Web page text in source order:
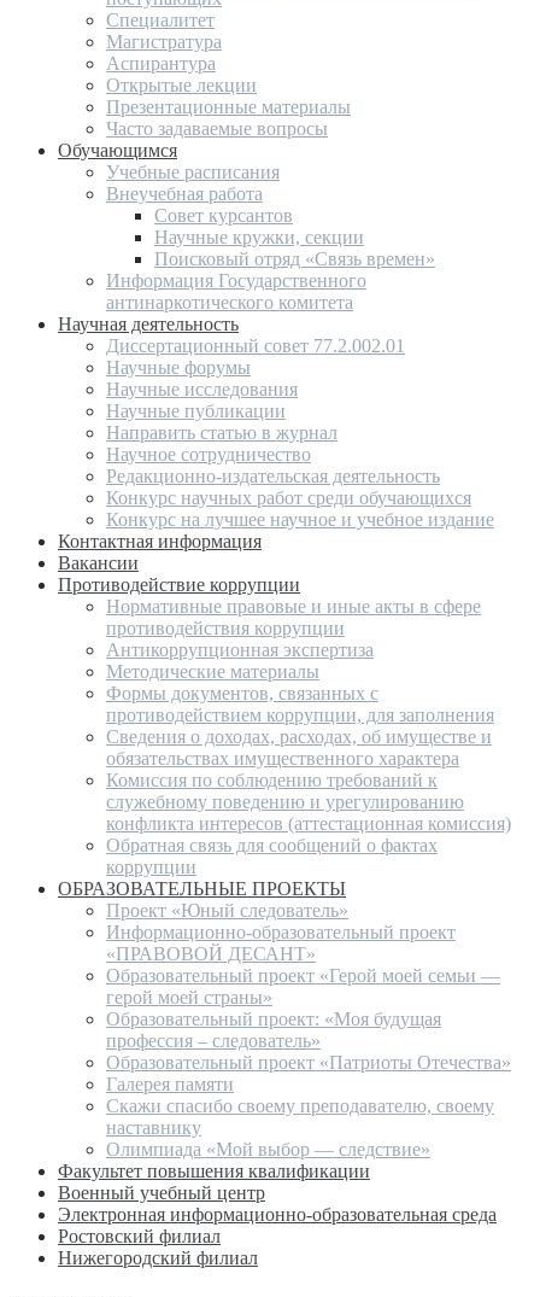
Специалитет
Магистратура
Аспирантура
Открытые лекции
Презентационные материалы
Часто задаваемые вопросы
Обучающимся
Учебные расписания
Внеучебная работа
Совет курсантов
Научные кружки, секции
Поисковый отряд «Связь времен»
Информация Государственного
антинаркотического комитета
Научная деятельность
Диссертационный совет 77.2.002.01
Научные форумы
Научные исследования
Научные публикации
Направить статью в журнал
Научное сотрудничество
Редакционно-издательская деятельность
Конкурс научных работ среди обучающихся
Конкурс на лучшее научное и учебное издание
Контактная информация
Вакансии
Противодействие коррупции
Нормативные правовые и иные акты в сфере
противодействия коррупции
Антикоррупционная экспертиза
Методические материалы
Формы документов, связанных с
противодействием коррупции, для заполнения
Сведения о доходах, расходах, об имуществе и
обязательствах имущественного характера
Комиссия по соблюдению требований к
служебному поведению и урегулированию
конфликта интересов (аттестационная комиссия)
Обратная связь для сообщений о фактах
коррупции
ОБРАЗОВАТЕЛЬНЫЕ ПРОЕКТЫ
Проект «Юный следователь»
Информационно-образовательный проект
«ПРАВОВОЙ ДЕСАНТ»
Образовательный проект «Герой моей семьи —
герой моей страны»
Образовательный проект: «Моя будущая
профессия – следователь»
Образовательный проект «Патриоты Отечества»
Галерея памяти
Скажи спасибо своему преподавателю, своему
наставнику
Олимпиада «Мой выбор — следствие»
Факультет повышения квалификации
Военный учебный центр
Электронная информационно-образовательная среда
Ростовский филиал
Нижегородский филиал